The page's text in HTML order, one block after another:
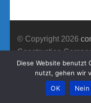
© Copyright 2026
Construction
Präsentiert von
Diese Website benutzt
nutzt, gehen wir
OK
Nein